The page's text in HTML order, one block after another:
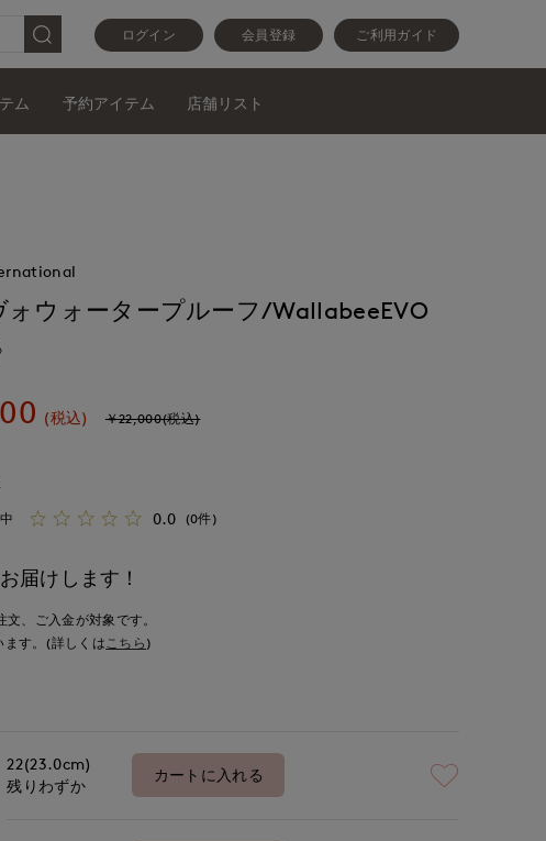
ログイン 会員登録 ご利用ガイド
ム 予約アイテム 店舗リスト
ォウォータープルーフ/WallabeeEVO
(税込) ￥22,000(税込)
0.0 (0件)
届けします！
文、ご入金が対象です。
す。(詳しくはこちら )
22(23.0cm)
残りわずか
カートに入れる